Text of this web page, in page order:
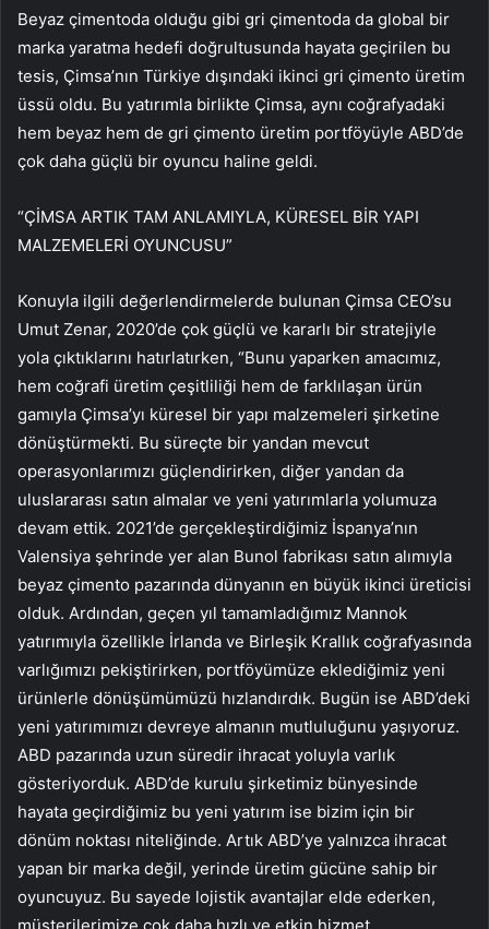
Beyaz çimentoda olduğu gibi gri çimentoda da global bir
marka yaratma hedefi doğrultusunda hayata geçirilen bu
tesis, Çimsa’nın Türkiye dışındaki ikinci gri çimento üretim
üssü oldu. Bu yatırımla birlikte Çimsa, aynı coğrafyadaki
hem beyaz hem de gri çimento üretim portföyüyle ABD’de
çok daha güçlü bir oyuncu haline geldi.
“ÇİMSA ARTIK TAM ANLAMIYLA, KÜRESEL BİR YAPI
MALZEMELERİ OYUNCUSU”
Konuyla ilgili değerlendirmelerde bulunan Çimsa CEO’su
Umut Zenar, 2020’de çok güçlü ve kararlı bir stratejiyle
yola çıktıklarını hatırlatırken, “Bunu yaparken amacımız,
hem coğrafi üretim çeşitliliği hem de farklılaşan ürün
gamıyla Çimsa’yı küresel bir yapı malzemeleri şirketine
dönüştürmekti. Bu süreçte bir yandan mevcut
operasyonlarımızı güçlendirirken, diğer yandan da
uluslararası satın almalar ve yeni yatırımlarla yolumuza
devam ettik. 2021’de gerçekleştirdiğimiz İspanya’nın
Valensiya şehrinde yer alan Bunol fabrikası satın alımıyla
beyaz çimento pazarında dünyanın en büyük ikinci üreticisi
olduk. Ardından, geçen yıl tamamladığımız Mannok
yatırımıyla özellikle İrlanda ve Birleşik Krallık coğrafyasında
varlığımızı pekiştirirken, portföyümüze eklediğimiz yeni
ürünlerle dönüşümümüzü hızlandırdık. Bugün ise ABD’deki
yeni yatırımımızı devreye almanın mutluluğunu yaşıyoruz.
ABD pazarında uzun süredir ihracat yoluyla varlık
gösteriyorduk. ABD’de kurulu şirketimiz bünyesinde
hayata geçirdiğimiz bu yeni yatırım ise bizim için bir
dönüm noktası niteliğinde. Artık ABD’ye yalnızca ihracat
yapan bir marka değil, yerinde üretim gücüne sahip bir
oyuncuyuz. Bu sayede lojistik avantajlar elde ederken,